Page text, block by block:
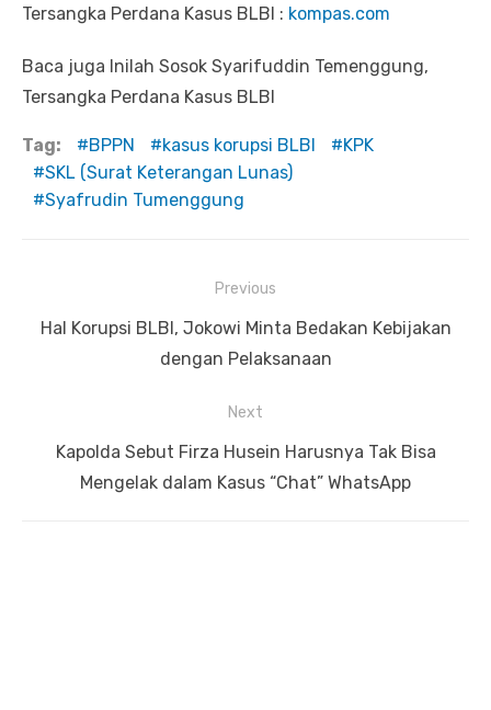
Tersangka Perdana Kasus BLBI : kompas.com
Baca juga Inilah Sosok Syarifuddin Temenggung,
Tersangka Perdana Kasus BLBI
Tag: BPPN kasus korupsi BLBI
KPK
SKL (Surat Keterangan Lunas)
Syafrudin Tumenggung
pos
Previous
Previous
Hal Korupsi BLBI, Jokowi Minta Bedakan Kebijakan
dengan Pelaksanaan
Next
NextKapolda Sebut Firza Husein Harusnya Tak Bisa
Mengelak dalam Kasus “Chat” WhatsApp